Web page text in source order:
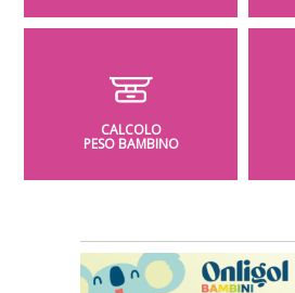
CALCOLO
PESO BAMBINO